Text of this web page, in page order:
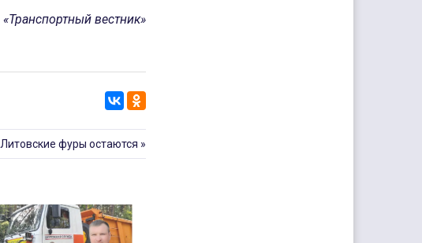
«Транспортный вестник»
Литовские фуры остаются »